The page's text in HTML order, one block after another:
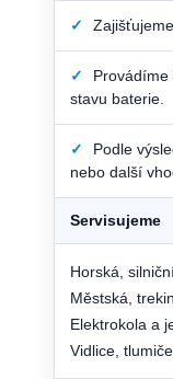
✓
✓
Provádíme
stavu baterie.
✓
Podle
nebo další
Servisujeme
Horská,
Městská,
Elektrokola a
Vidlice,